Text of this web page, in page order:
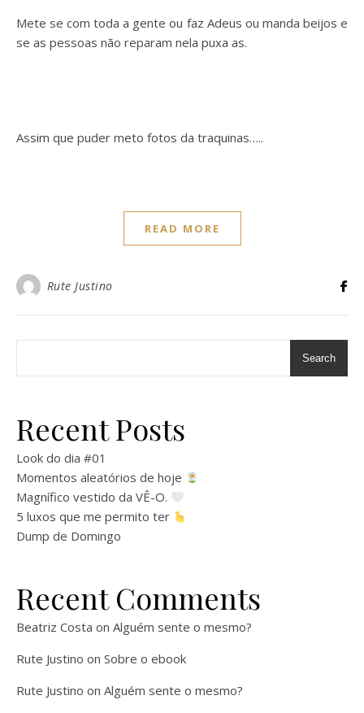
Mete se com toda a gente ou faz Adeus ou manda beijos e
se as pessoas não reparam nela puxa as.
Assim que puder meto fotos da traquinas…..
READ MORE
Rute Justino
Search
Recent Posts
Look do dia #01
Momentos aleatórios de hoje
Magnífico vestido da VÊ-O.
5 luxos que me permito ter
Dump de Domingo
Recent Comments
Beatriz Costa on Alguém sente o mesmo?
Rute Justino on Sobre o ebook
Rute Justino on Alguém sente o mesmo?